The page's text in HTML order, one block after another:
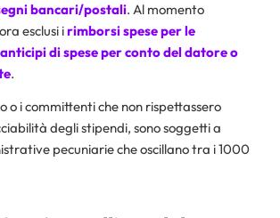
bancari/postali. Al momento
esclusi irimborsi spese per le
anticipi di spese per conto del datore o
.
o i committenti che non rispettassero
degli stipendi, sono soggetti a
pecuniarie che oscillano tra i 1000